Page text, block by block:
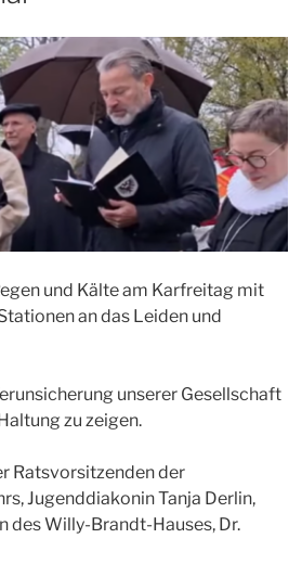
und Kälte am Karfreitag mit
an das Leiden und
unserer Gesellschaft
zu zeigen.
Ratsvorsitzenden der
Jugenddiakonin Tanja Derlin,
des Willy-Brandt-Hauses, Dr.